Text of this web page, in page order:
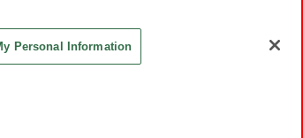
Personal Information